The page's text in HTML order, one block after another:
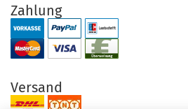
Zahlung
Versand